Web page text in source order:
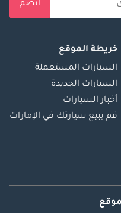
انضم
خريطة الموقع
السيارات المستعملة
السيارات الجديدة
أخبار السيارات
قم ببيع سيارتك في الإمارات